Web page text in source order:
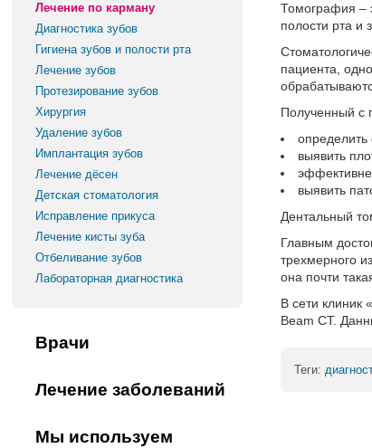
Лечение по карману
Диагностика зубов
Гигиена зубов и полости рта
Лечение зубов
Протезирование зубов
Хирургия
Удаление зубов
Имплантация зубов
Лечение дёсен
Детская стоматология
Исправление прикуса
Лечение кисты зуба
Отбеливание зубов
Лабораторная диагностика
Врачи
Лечение заболеваний
Мы используем
Томография –
полости рта и
пациента,
Полученный с
выявить
выявить
Дентальный
Главным
трехмерного
она почти
В сети клиник
Beam CT.
Теги: